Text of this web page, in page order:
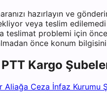
hazırlayın ve
veya teslim
teslimat problemi için
önce konum
PTT Kargo
Aliağa Ceza İnfaz Kurumu